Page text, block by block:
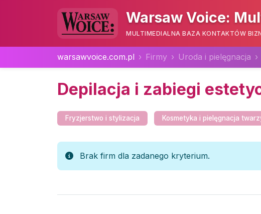
Warsaw Voice:
MULTIMEDIALNA BAZA KONTAKTÓW
warsawvoice.com.pl Firmy Uroda i pielęgnacja
Depilacja i zabiegi
Fryzjerstwo i stylizacja Kosmetyka i pielęgnacja
Brak firm dla zadanego kryterium.